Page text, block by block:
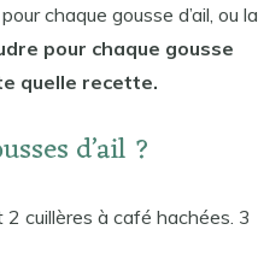
chaque gousse d’ail, ou la
pour chaque gousse
quelle recette.
d’ail ?
2 cuillères à café hachées. 3